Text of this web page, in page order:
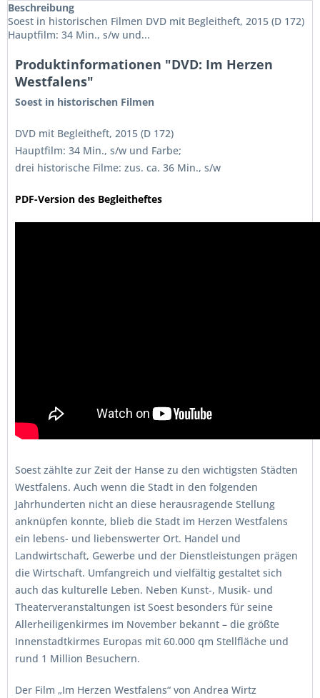
Beschreibung
Soest in historischen Filmen DVD mit Begleitheft, 2015 (D 172)
Hauptfilm: 34 Min., s/w und...
Produktinformationen "DVD: Im Herzen
Westfalens"
Soest in historischen Filmen
DVD mit Begleitheft, 2015 (D 172)
Hauptfilm: 34 Min., s/w und Farbe;
drei historische Filme: zus. ca. 36 Min., s/w
PDF-Version des Begleitheftes
Soest zählte zur Zeit der Hanse zu den wichtigsten Städten
Westfalens. Auch wenn die Stadt in den folgenden
Jahrhunderten nicht an diese herausragende Stellung
anknüpfen konnte, blieb die Stadt im Herzen Westfalens
ein lebens- und liebenswerter Ort. Handel und
Landwirtschaft, Gewerbe und der Dienstleistungen prägen
die Wirtschaft. Umfangreich und vielfältig gestaltet sich
auch das kulturelle Leben. Neben Kunst-, Musik- und
Theaterveranstaltungen ist Soest besonders für seine
Allerheiligenkirmes im November bekannt – die größte
Innenstadtkirmes Europas mit 60.000 qm Stellfläche und
rund 1 Million Besuchern.
Der Film „Im Herzen Westfalens“ von Andrea Wirtz